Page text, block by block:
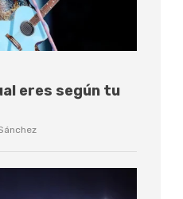
eres según tu